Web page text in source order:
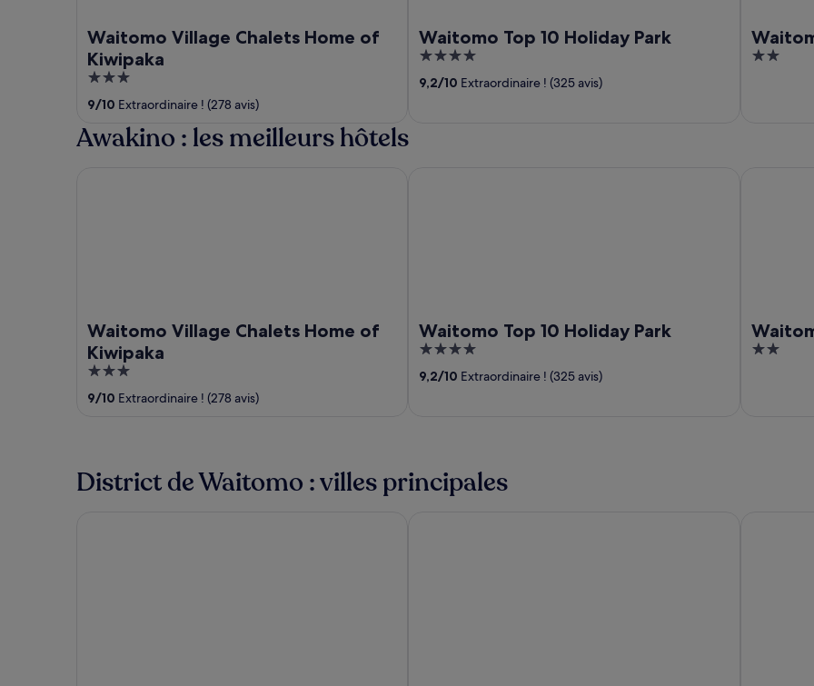
Waitomo Village Chalets Home of
Kiwipaka
3
out
of
5
9/10 Extraordinaire ! (278 avis)
Waitomo Top 10 Holiday Park
4
out
of
9,2/10 Extraordinaire ! (325 avis)
2
Awakino : les meilleurs hôtels
Waitomo Village Chalets Home of
Kiwipaka
3
out
9/10 Extraordinaire ! (278 avis)
Waitomo Top 10 Holiday Park
4
out
of
9,2/10 Extraordinaire ! (325 avis)
2
District de Waitomo : villes principales